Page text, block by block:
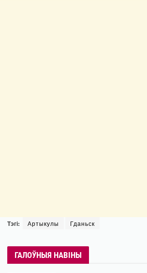
Тэгі: Артыкулы Гданьск
ГАЛОЎНЫЯ НАВІНЫ